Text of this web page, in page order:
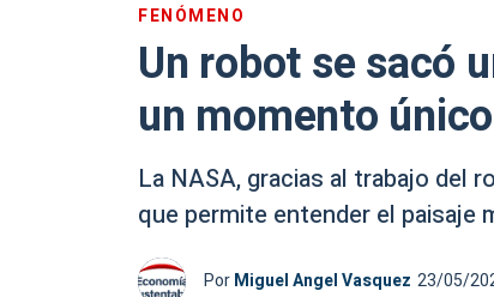
FENÓMENO
Un robot se sacó
un momento único
La NASA, gracias al trabajo del
que permite entender el paisaje
PorMiguel Angel Vasquez 23/05/